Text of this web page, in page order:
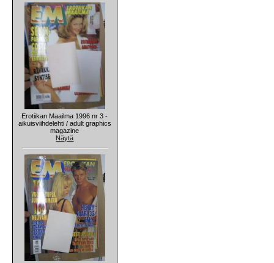
Erotiikan Maailma 1996 nr 3 -
aikuisviihdelehti / adult graphics
magazine
Näytä